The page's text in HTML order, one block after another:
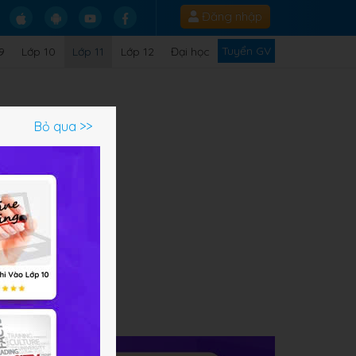
Đăng nhập
Lớp 10 Lớp 11 Lớp 12 Đại học Tuyển GV
Bỏ qua >>